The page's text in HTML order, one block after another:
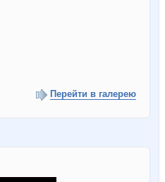
Перейти в галерею